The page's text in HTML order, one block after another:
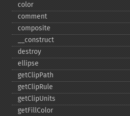
color
comment
composite
_​_​construct
destroy
ellipse
getClipPath
getClipRule
getClipUnits
getFillColor